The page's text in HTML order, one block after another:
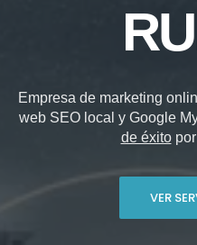
Empresa de marketing
web SEO local y Google
de éxitopor
VER